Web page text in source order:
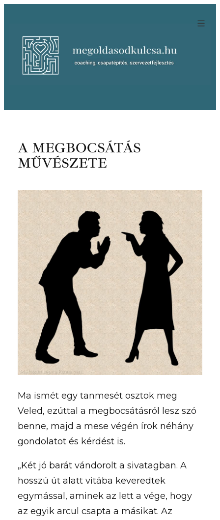
tartalomhoz
A MEGBOCSÁTÁS
MŰVÉSZETE
Ma ismét egy tanmesét osztok meg
Veled, ezúttal a megbocsátásról lesz szó
benne, majd a mese végén írok néhány
gondolatot és kérdést is.
„Két jó barát vándorolt a sivatagban. A
hosszú út alatt vitába keveredtek
egymással, aminek az lett a vége, hogy
az egyik arcul csapta a másikat. Az